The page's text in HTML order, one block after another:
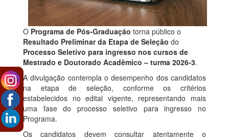
O Programa de Pós-Graduação torna público o
Resultado Preliminar da Etapa de Seleção do
Processo Seletivo para ingresso nos cursos de
Mestrado e Doutorado Acadêmico – turma 2026-3.
A divulgação contempla o desempenho dos candidatos
na etapa de seleção, conforme os critérios
estabelecidos no edital vigente, representando mais
uma fase do processo seletivo para ingresso no
Programa.
Os candidatos devem consultar atentamente o